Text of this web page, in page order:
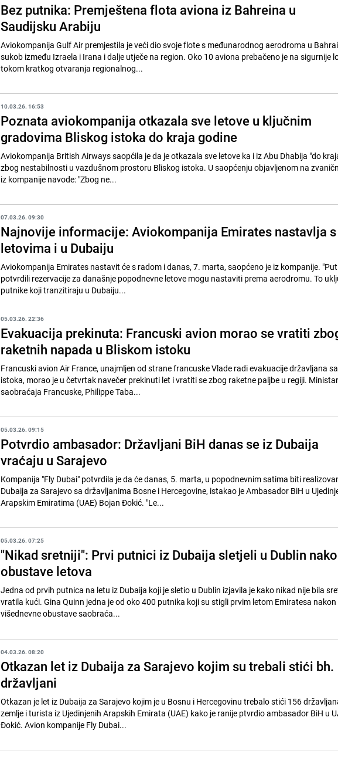
Bez putnika: Premještena flota aviona iz Bahreina u
Saudijsku Arabiju
Aviokompanija Gulf Air premjestila je veći dio svoje flote s međunarodnog aerodroma u
sukob između Izraela i Irana i dalje utječe na region. Oko 10 aviona prebačeno je na sigurnije
tokom kratkog otvaranja regionalnog...
10.03.26. 16:53
Poznata aviokompanija otkazala sve letove u ključnim
gradovima Bliskog istoka do kraja godine
Aviokompanija British Airways saopćila je da je otkazala sve letove ka i iz Abu Dhabija "do
zbog nestabilnosti u vazdušnom prostoru Bliskog istoka. U saopćenju objavljenom na
iz kompanije navode: "Zbog ne...
07.03.26. 09:30
Najnovije informacije: Aviokompanija Emirates nastavlja s
letovima i u Dubaiju
Aviokompanija Emirates nastavit će s radom i danas, 7. marta, saopćeno je iz kompanije.
potvrdili rezervacije za današnje popodnevne letove mogu nastaviti prema aerodromu. To
putnike koji tranzitiraju u Dubaiju...
05.03.26. 22:36
Evakuacija prekinuta: Francuski avion morao se vratiti
raketnih napada u Bliskom istoku
Francuski avion Air France, unajmljen od strane francuske Vlade radi evakuacije državljana
istoka, morao je u četvrtak navečer prekinuti let i vratiti se zbog raketne paljbe u regiji. Ministar
saobraćaja Francuske, Philippe Taba...
05.03.26. 09:15
Potvrdio ambasador: Državljani BiH danas se iz Dubaija
vraćaju u Sarajevo
Kompanija "Fly Dubai" potvrdila je da će danas, 5. marta, u popodnevnim satima biti
Dubaija za Sarajevo sa državljanima Bosne i Hercegovine, istakao je Ambasador BiH u
Arapskim Emiratima (UAE) Bojan Đokić. "Le...
05.03.26. 07:25
"Nikad sretniji": Prvi putnici iz Dubaija sletjeli u Dublin
obustave letova
Jedna od prvih putnica na letu iz Dubaija koji je sletio u Dublin izjavila je kako nikad nije bila
vratila kući. Gina Quinn jedna je od oko 400 putnika koji su stigli prvim letom Emiratesa nakon
višednevne obustave saobraća...
04.03.26. 08:20
Otkazan let iz Dubaija za Sarajevo kojim su trebali stići bh.
državljani
Otkazan je let iz Dubaija za Sarajevo kojim je u Bosnu i Hercegovinu trebalo stići 156
zemlje i turista iz Ujedinjenih Arapskih Emirata (UAE) kako je ranije ptvrdio ambasador BiH u
Đokić. Avion kompanije Fly Dubai...